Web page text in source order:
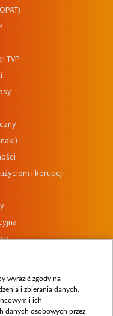
TVP
i korupcji
wyrazić zgody na
i zbierania danych,
i ich
danych osobowych przez